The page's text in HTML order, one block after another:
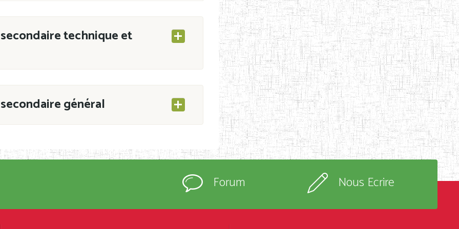
technique et
général
CAB du 21 mars 2011 portant ouverture
immatriculés et inscrits au
Forum Nous Ecrire